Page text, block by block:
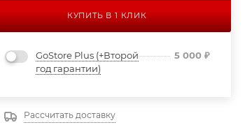
КУПИТЬ В 1 КЛИК
GoStore Plus (+Второй
год гарантии)
5 000₽
Рассчитать доставку